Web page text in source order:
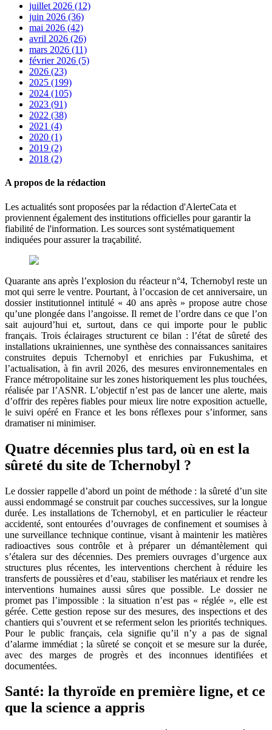
juillet 2026 (12)
juin 2026 (36)
mai 2026 (42)
avril 2026 (26)
mars 2026 (11)
février 2026 (5)
2026 (23)
2025 (199)
2024 (105)
2023 (91)
2022 (38)
2021 (4)
2020 (1)
2019 (2)
2018 (2)
A propos de la rédaction
Les actualités sont proposées par la rédaction d'AlerteCata et
proviennent également des institutions officielles pour garantir la
fiabilité de l'information. Les sources sont systématiquement
indiquées pour assurer la traçabilité.
Quarante ans après l’explosion du réacteur n°4, Tchernobyl reste un
mot qui serre le ventre. Pourtant, à l’occasion de cet anniversaire, un
dossier institutionnel intitulé « 40 ans après » propose autre chose
qu’une plongée dans l’angoisse. Il remet de l’ordre dans ce que l’on
sait aujourd’hui et, surtout, dans ce qui importe pour le public
français. Trois éclairages structurent ce bilan : l’état de sûreté des
installations ukrainiennes, une synthèse des connaissances sanitaires
construites depuis Tchernobyl et enrichies par Fukushima, et
l’actualisation, à fin avril 2026, des mesures environnementales en
France métropolitaine sur les zones historiquement les plus touchées,
réalisée par l’ASNR. L’objectif n’est pas de lancer une alerte, mais
d’offrir des repères fiables pour mieux lire notre exposition actuelle,
le suivi opéré en France et les bons réflexes pour s’informer, sans
dramatiser ni minimiser.
Quatre décennies plus tard, où en est la
sûreté du site de Tchernobyl ?
Le dossier rappelle d’abord un point de méthode : la sûreté d’un site
aussi endommagé se construit par couches successives, sur la longue
durée. Les installations de Tchernobyl, et en particulier le réacteur
accidenté, sont entourées d’ouvrages de confinement et soumises à
une surveillance technique continue, visant à maintenir les matières
radioactives sous contrôle et à préparer un démantèlement qui
s’étalera sur des décennies. Des premiers ouvrages d’urgence aux
structures plus récentes, les interventions cherchent à réduire les
transferts de poussières et d’eau, stabiliser les matériaux et rendre les
interventions humaines aussi sûres que possible. Le dossier ne
promet pas l’impossible : la situation n’est pas « réglée », elle est
gérée. Cette gestion repose sur des mesures, des inspections et des
chantiers qui s’ouvrent et se referment selon les priorités techniques.
Pour le public français, cela signifie qu’il n’y a pas de signal
d’alarme immédiat ; la sûreté se conçoit et se mesure sur la durée,
avec des marges de progrès et des inconnues identifiées et
documentées.
Santé: la thyroïde en première ligne, et ce
que la science a appris